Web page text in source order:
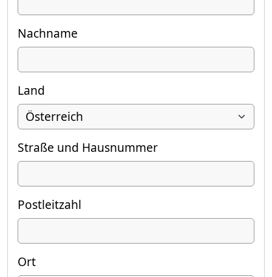
Nachname
Land
Straße und Hausnummer
Postleitzahl
Ort